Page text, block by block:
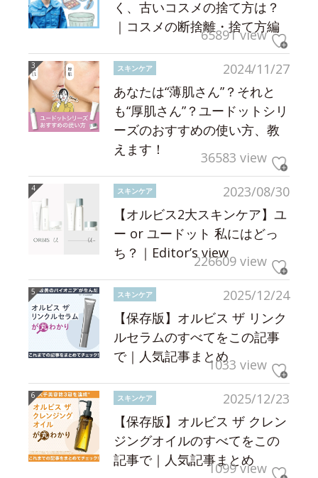
く、古いコスメの捨て方は？
｜コスメの断捨離・捨て方編
65891 view
2024/11/27
スキンケア
あなたは“薄肌さん”？それと
も“厚肌さん”？ユードットシリ
ーズのおすすめの使い方、教
えます！
36583 view
2023/08/30
スキンケア
【オルビス2大スキンケア】ユ
ー or ユードット 私にはどっ
ち？｜Editor’s view226609 view
2025/12/24
スキンケア
【保存版】オルビス ザ リンク
ルセラムのすべてをこの記事
で｜人気記事まとめ1033 view
2025/12/23
スキンケア
【保存版】オルビス ザ クレン
ジングオイルのすべてをこの
記事で｜人気記事まとめ
1099 view